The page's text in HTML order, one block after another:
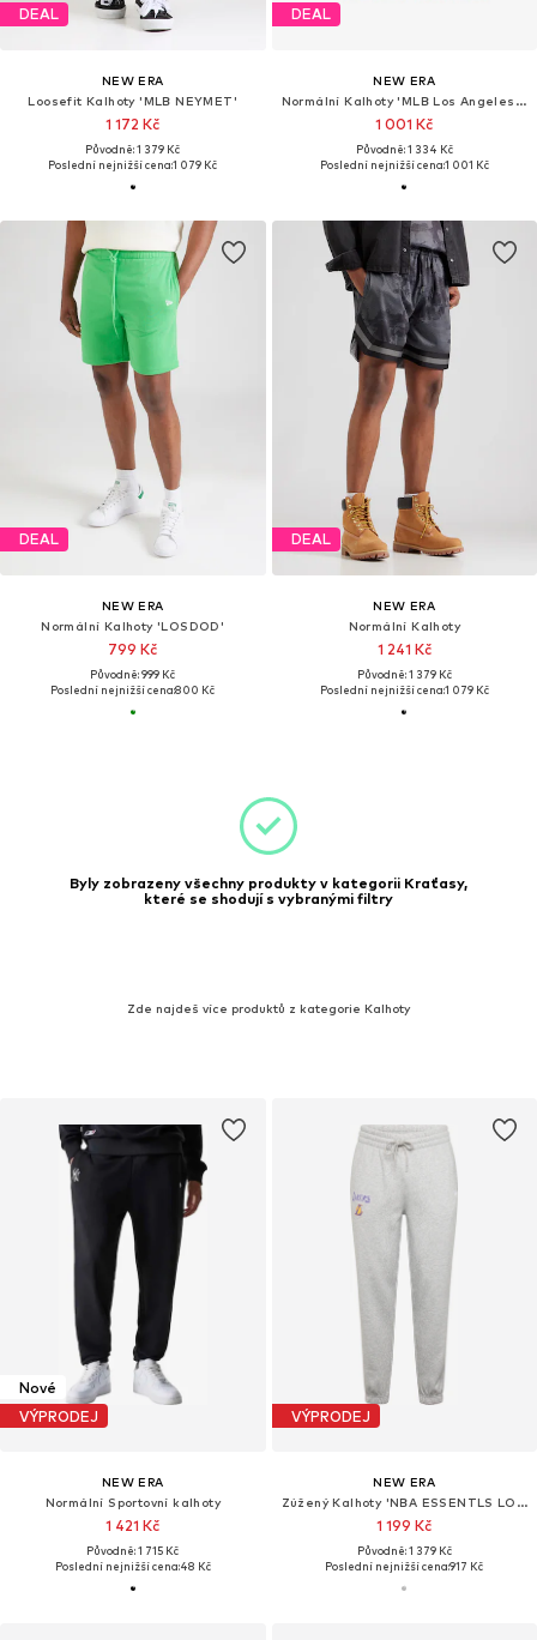
DEAL
NEW ERA
Loosefit Kalhoty 'MLB NEYMET'
1 172 Kč
Původně: 1 379 Kč
Poslední nejnižší cena:1 079 Kč
DEAL
NEW ERA
Normální Kalhoty 'MLB Los Angeles Dodgers Pique'
1 001 Kč
Původně: 1 334 Kč
Poslední nejnižší cena:1 001 Kč
DEAL
NEW ERA
Normální Kalhoty 'LOSDOD'
799 Kč
Původně: 999 Kč
Poslední nejnižší cena:800 Kč
DEAL
NEW ERA
Normální Kalhoty
1 241 Kč
Původně: 1 379 Kč
Poslední nejnižší cena:1 079 Kč
Byly zobrazeny všechny produkty v kategorii Kraťasy,
které se shodují s vybranými filtry
Zde najdeš více produktů z kategorie Kalhoty
Nové
VÝPRODEJ
NEW ERA
Normální Sportovní kalhoty
1 421 Kč
Původně: 1 715 Kč
Poslední nejnižší cena:48 Kč
VÝPRODEJ
NEW ERA
Zúžený Kalhoty 'NBA ESSENTLS LOSLAK'
1 199 Kč
Původně: 1 379 Kč
Poslední nejnižší cena:917 Kč